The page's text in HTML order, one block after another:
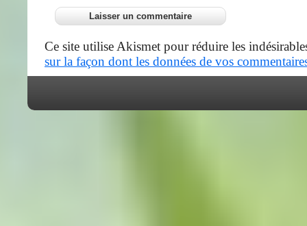
Ce site utilise Akismet pour réduire les
sur la façon dont les données de vos